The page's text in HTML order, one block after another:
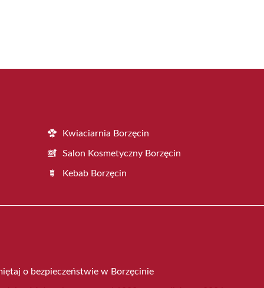
Kwiaciarnia Borzęcin
Salon Kosmetyczny Borzęcin
Kebab Borzęcin
o bezpieczeństwie w Borzęcinie